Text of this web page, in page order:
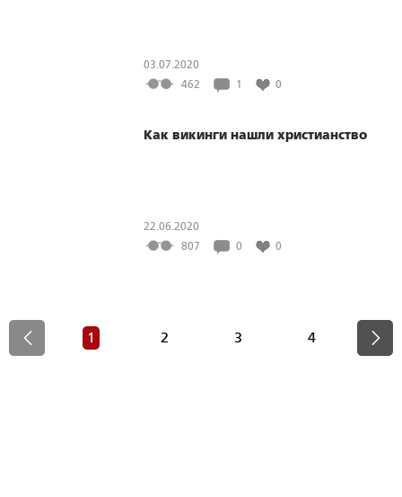
03.07.2020
462
1 0
Как викинги нашли христианство
22.06.2020
807
0 0
1 2 3 4